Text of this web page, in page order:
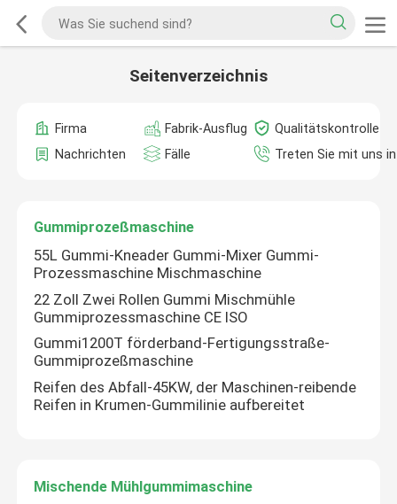
Seitenverzeichnis
Firma Fabrik-Ausflug
Qualitätskontrolle
Nachrichten
Fälle Treten Sie mit uns
Gummiprozeßmaschine
55L Gummi-Kneader Gummi-Mixer Gummi-
Prozessmaschine Mischmaschine
22 Zoll Zwei Rollen Gummi Mischmühle
Gummiprozessmaschine CE ISO
Gummi1200T förderband-Fertigungsstraße-
Gummiprozeßmaschine
Reifen des Abfall-45KW, der Maschinen-reibende
Reifen in Krumen-Gummilinie aufbereitet
Mischende Mühlgummimaschine